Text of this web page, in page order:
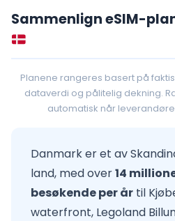
Sammenlign eSIM-
Planene rangeres basert på
dataverdi og pålitelig dekning.
automatisk når
Danmark er et av
land, med over14
besøkende per år til
waterfront, Legoland